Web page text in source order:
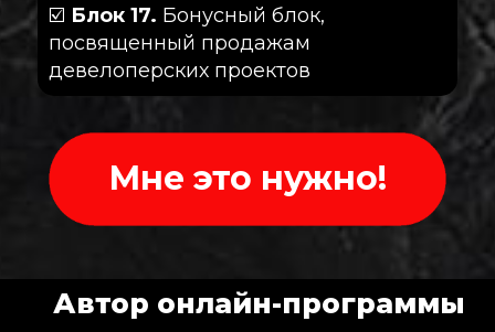
☑️ Блок 17. Бонусный блок,
посвященный продажам
девелоперских проектов
Мне это нужно!
Автор онлайн-программы